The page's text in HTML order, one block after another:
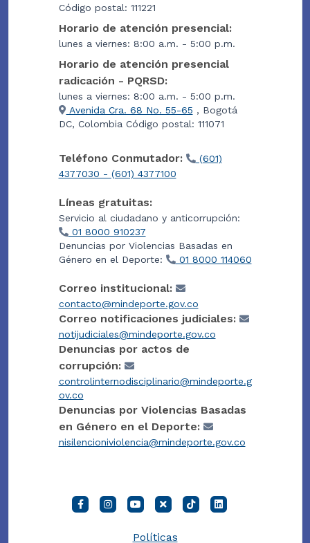
Código postal: 111221
Horario de atención presencial:
lunes a viernes: 8:00 a.m. - 5:00 p.m.
Horario de atención presencial
radicación - PQRSD:
lunes a viernes: 8:00 a.m. - 5:00 p.m.
Avenida Cra. 68 No. 55-65 , Bogotá
DC, Colombia Código postal: 111071
Teléfono Conmutador:
(601)
4377030 - (601) 4377100
Líneas gratuitas:
Servicio al ciudadano y anticorrupción:
01 8000 910237
Denuncias por Violencias Basadas en
Género en el Deporte:
01 8000 114060
Correo institucional:
contacto@mindeporte.gov.co
Correo notificaciones judiciales:
notijudiciales@mindeporte.gov.co
Denuncias por actos de
corrupción:
controlinternodisciplinario@mindeporte.g
ov.co
Denuncias por Violencias Basadas
en Género en el Deporte:
nisilencioniviolencia@mindeporte.gov.co
Políticas